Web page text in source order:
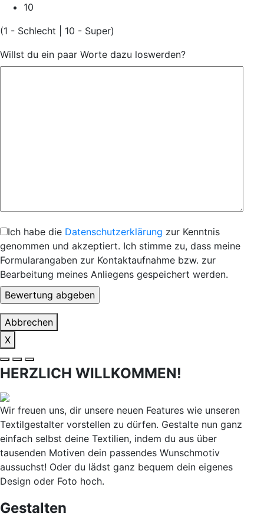
10
(1 - Schlecht | 10 - Super)
Willst du ein paar Worte dazu loswerden?
Ich habe die Datenschutzerklärung zur Kenntnis
genommen und akzeptiert. Ich stimme zu, dass meine
Formularangaben zur Kontaktaufnahme bzw. zur
Bearbeitung meines Anliegens gespeichert werden.
Abbrechen
X
HERZLICH WILLKOMMEN!
Wir freuen uns, dir unsere neuen Features wie unseren
Textilgestalter vorstellen zu dürfen. Gestalte nun ganz
einfach selbst deine Textilien, indem du aus über
tausenden Motiven dein passendes Wunschmotiv
aussuchst! Oder du lädst ganz bequem dein eigenes
Design oder Foto hoch.
Gestalten